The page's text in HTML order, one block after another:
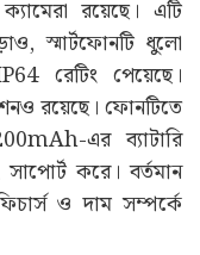
রয়েছে। এটি
স্মার্টফোনটি ধুলো
রেটিং পেয়েছে।
রয়েছে। ফোনটিতে
এর ব্যাটারি
করে। বর্তমান
ও দাম সম্পর্কে